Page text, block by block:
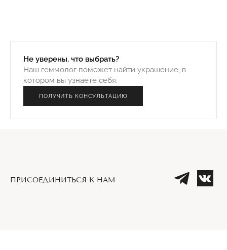
Не уверены, что выбрать?
Наш геммолог поможет найти украшение, в
котором вы узнаете себя.
ПОЛУЧИТЬ КОНСУЛЬТАЦИЮ
ПРИСОЕДИНИТЬСЯ К НАМ Телеграм
Вк